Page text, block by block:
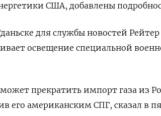
США, добавлены
для службы новостей Рейтер
освещение специальной
прекратить импорт газа из
его американским СПГ, сказал в